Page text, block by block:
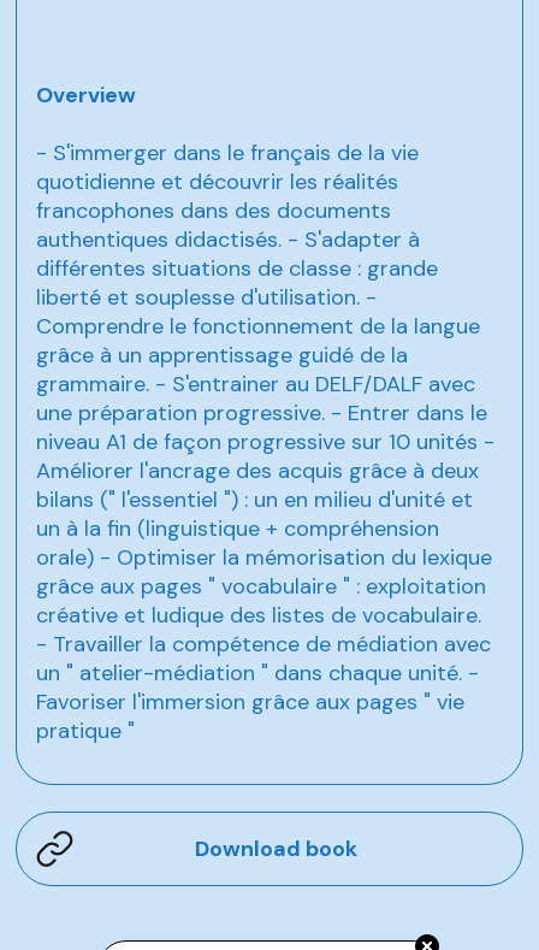
Overview
- S'immerger dans le français de la vie
quotidienne et découvrir les réalités
francophones dans des documents
authentiques didactisés. - S'adapter à
différentes situations de classe : grande
liberté et souplesse d'utilisation. -
Comprendre le fonctionnement de la langue
grâce à un apprentissage guidé de la
grammaire. - S'entrainer au DELF/DALF avec
une préparation progressive. - Entrer dans le
niveau A1 de façon progressive sur 10 unités -
Améliorer l'ancrage des acquis grâce à deux
bilans (" l'essentiel ") : un en milieu d'unité et
un à la fin (linguistique + compréhension
orale) - Optimiser la mémorisation du lexique
grâce aux pages " vocabulaire " : exploitation
créative et ludique des listes de vocabulaire.
- Travailler la compétence de médiation avec
un " atelier-médiation " dans chaque unité. -
Favoriser l'immersion grâce aux pages " vie
pratique "
Download book